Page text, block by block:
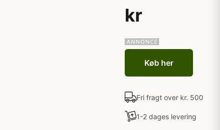
kr
Køb her
Fri fragt over kr. 500
1-2 dages levering